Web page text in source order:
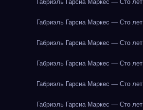
Габриэль Гарсиа Маркес — Сто
Габриэль Гарсиа Маркес — Сто
Габриэль Гарсиа Маркес — Сто
Габриэль Гарсиа Маркес — Сто
Габриэль Гарсиа Маркес — Сто
Габриэль Гарсиа Маркес — Сто